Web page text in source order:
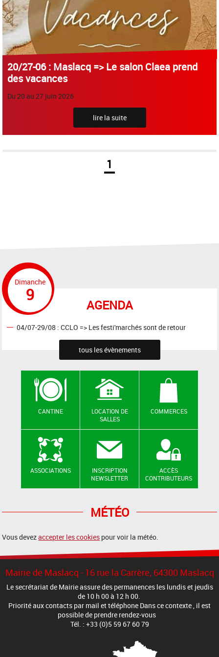
20/27-06 : Maslacq => Le salon Claea prend
des vacances
Du 20 au 27 juin 2026
lire la suite
1
AGENDA
Dimanche
9
04/07-29/08 : CCLO => Les festi'marchés sont de retour
tous les évènements
CANTINE
LOCATION DE
SALLES
COMMERCES
ASSOCIATIONS
INSCRIPTION
NEWSLETTER
ACCÈS
CONTRIBUTEURS
MÉTÉO
Vous devezaccepter les cookies pour voir la météo.
Mairie de Maslacq - 16 rue la Carrère, 64300 Maslacq
Le secrétariat de Mairie assure des permanences les lundis et jeudis
de 10 h 00 à 12 h 00.
Priorité aux contacts par mail et téléphone Dans ce contexte , il est
possible de prendre rendez-vous
Tél. : +33 (0)5 59 67 60 79